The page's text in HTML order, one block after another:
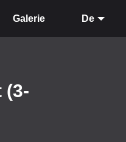
Galerie De
(3-